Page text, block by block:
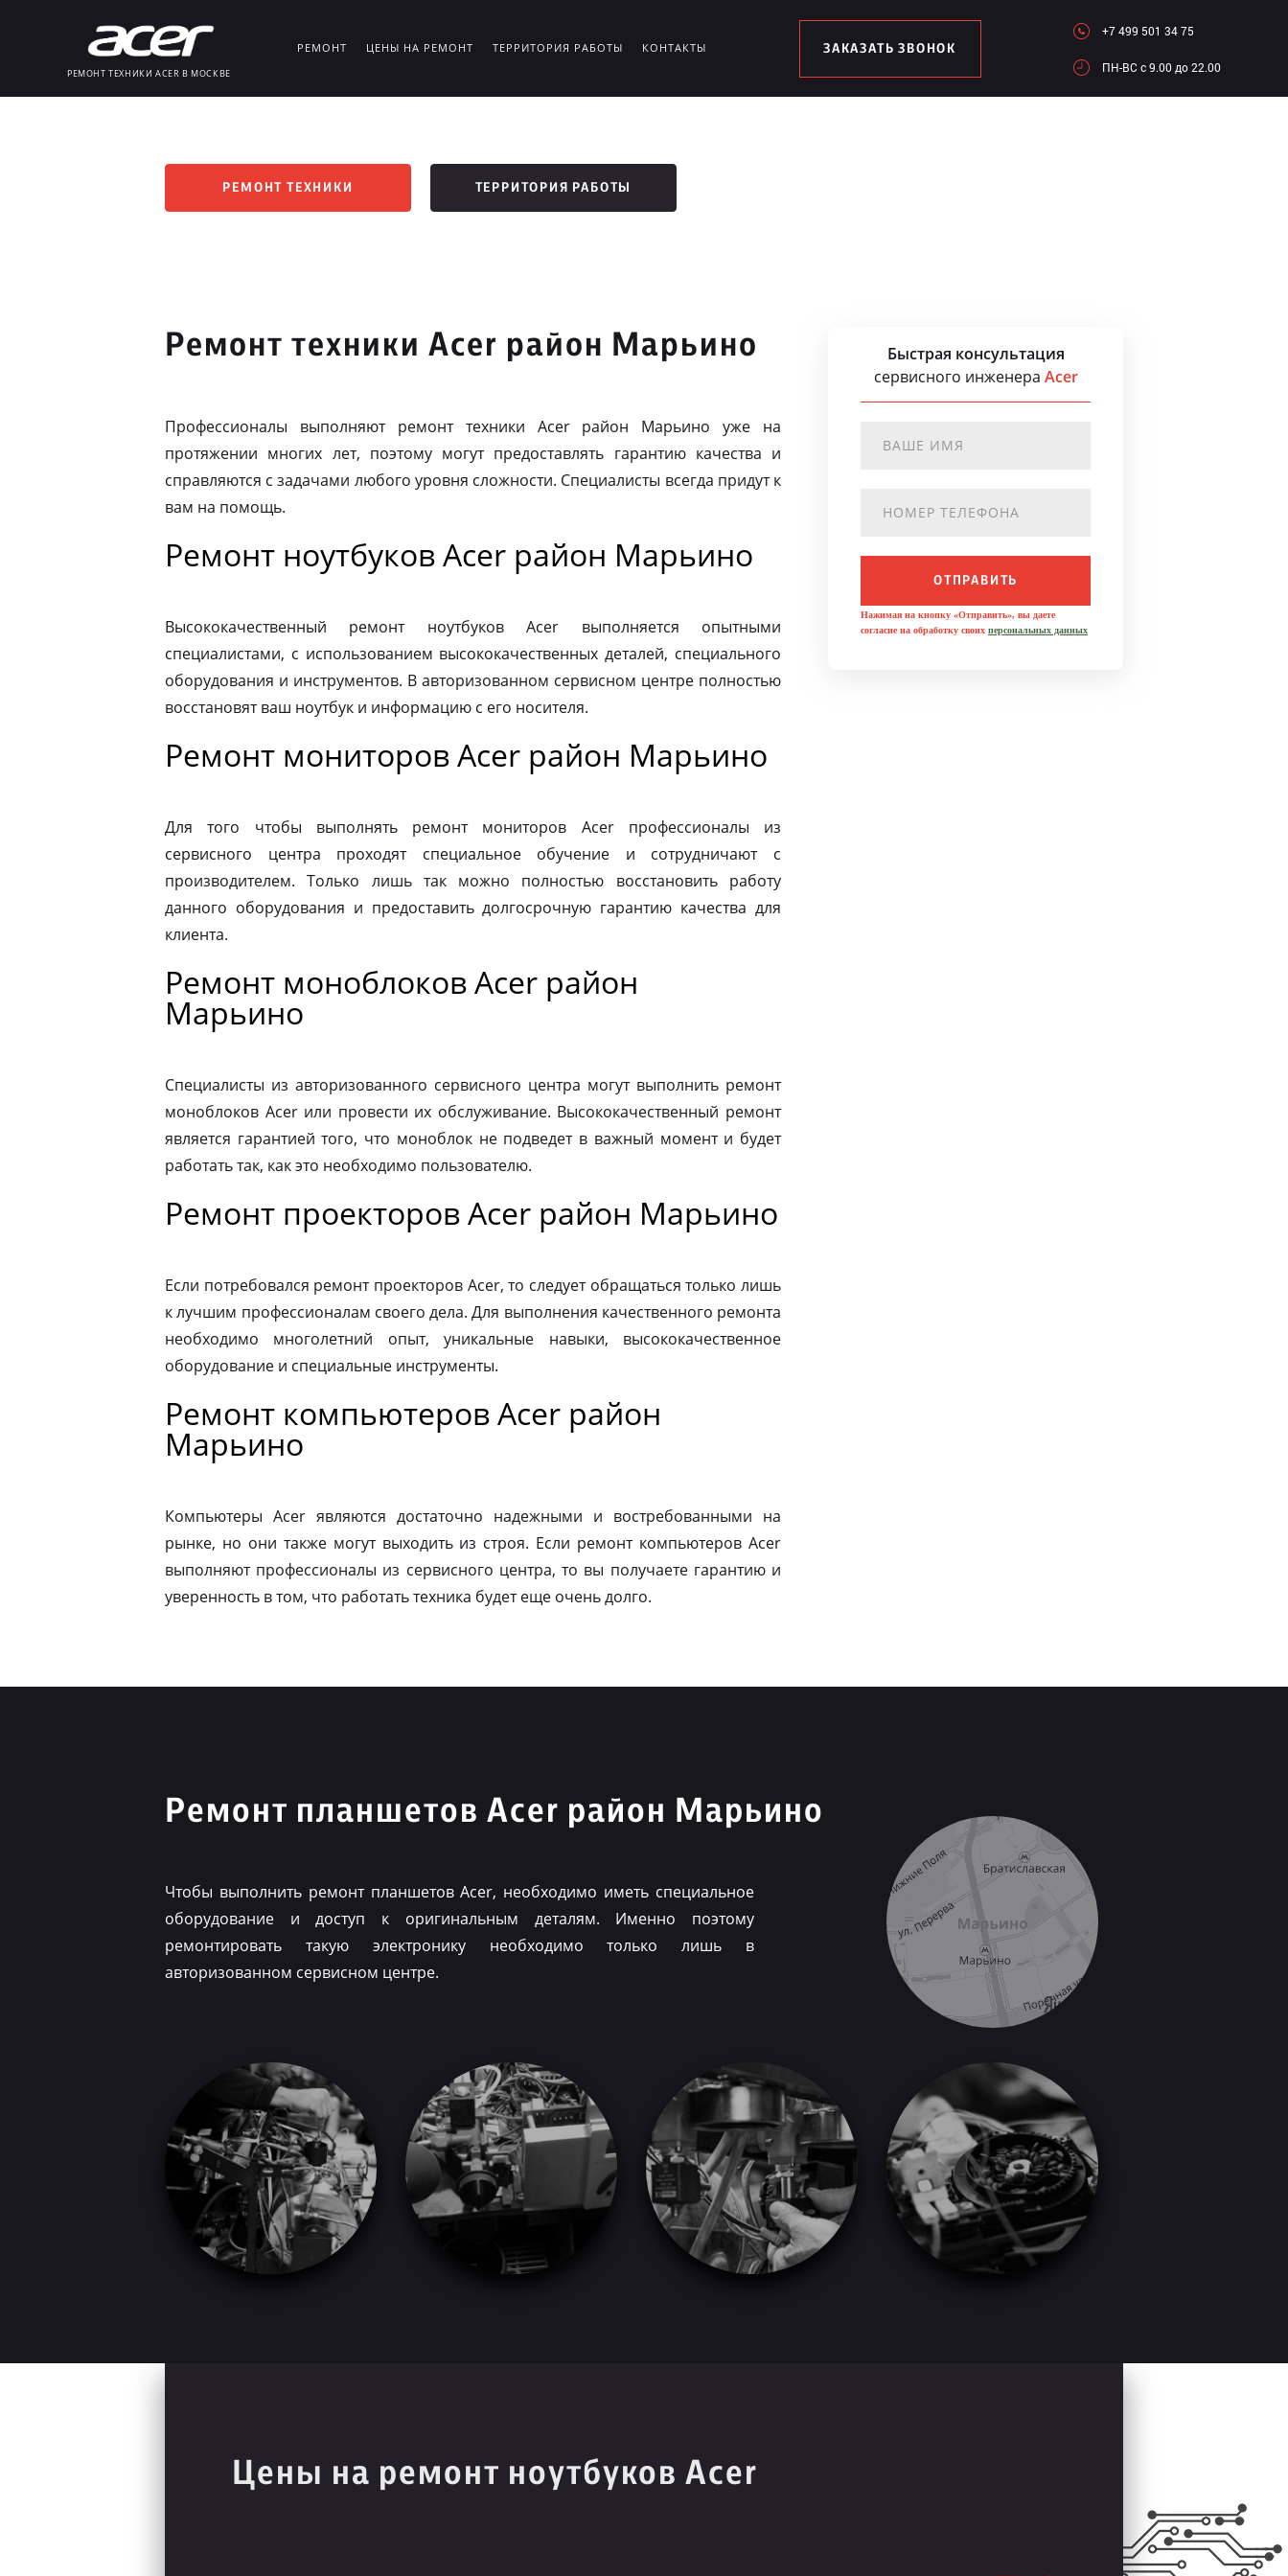
РЕМОНТ ТЕХНИКИ ACER В МОСКВЕ
РЕМОНТ ЦЕНЫ НА РЕМОНТ ТЕРРИТОРИЯ РАБОТЫ КОНТАКТЫ ЗАКАЗАТЬ ЗВОНОК
+7 499 501 34 75
ПН-ВC c 9.00 до 22.00
РЕМОНТ ТЕХНИКИ ТЕРРИТОРИЯ РАБОТЫ
Ремонт техники Acer район Марьино
Профессионалы выполняют ремонт техники Acer район Марьино уже на
протяжении многих лет, поэтому могут предоставлять гарантию качества и
справляются с задачами любого уровня сложности. Специалисты всегда придут к
вам на помощь.
Ремонт ноутбуков Acer район Марьино
Высококачественный ремонт ноутбуков Acer выполняется опытными
специалистами, с использованием высококачественных деталей, специального
оборудования и инструментов. В авторизованном сервисном центре полностью
восстановят ваш ноутбук и информацию с его носителя.
Ремонт мониторов Acer район Марьино
Для того чтобы выполнять ремонт мониторов Acer профессионалы из
сервисного центра проходят специальное обучение и сотрудничают с
производителем. Только лишь так можно полностью восстановить работу
данного оборудования и предоставить долгосрочную гарантию качества для
клиента.
Ремонт моноблоков Acer район
Марьино
Специалисты из авторизованного сервисного центра могут выполнить ремонт
моноблоков Acer или провести их обслуживание. Высококачественный ремонт
является гарантией того, что моноблок не подведет в важный момент и будет
работать так, как это необходимо пользователю.
Ремонт проекторов Acer район Марьино
Если потребовался ремонт проекторов Acer, то следует обращаться только лишь
к лучшим профессионалам своего дела. Для выполнения качественного ремонта
необходимо многолетний опыт, уникальные навыки, высококачественное
оборудование и специальные инструменты.
Ремонт компьютеров Acer район
Марьино
Компьютеры Acer являются достаточно надежными и востребованными на
рынке, но они также могут выходить из строя. Если ремонт компьютеров Acer
выполняют профессионалы из сервисного центра, то вы получаете гарантию и
уверенность в том, что работать техника будет еще очень долго.
Быстрая консультация
сервисного инженера Acer
ОТПРАВИТЬ
Нажимая на кнопку «Отправить», вы даете
согласие на обработку своих персональных данных
Ремонт планшетов Acer район Марьино
Чтобы выполнить ремонт планшетов Acer, необходимо иметь специальное
оборудование и доступ к оригинальным деталям. Именно поэтому
ремонтировать такую электронику необходимо только лишь в
авторизованном сервисном центре.
Цены на ремонт ноутбуков Acer